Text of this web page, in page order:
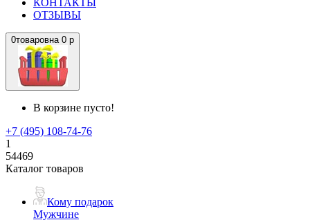
КОНТАКТЫ
ОТЗЫВЫ
0товаровна 0 р
В корзине пусто!
+7 (495) 108-74-76
1
54469
Каталог товаров
Кому подарок
Мужчине